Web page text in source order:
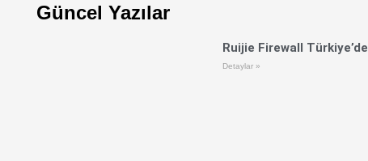
Güncel Yazılar
Ruijie Firewall Türkiye’de
Detaylar »